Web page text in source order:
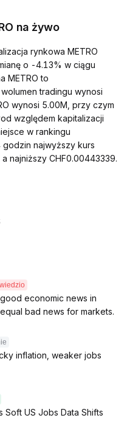
na żywo
rynkowa METRO
o -4.13% w ciągu
METRO to
tradingu wynosi
wynosi 5.00M, przy czym
względem kapitalizacji
w rankingu
najwyższy kurs
najniższy CHF0.00443339.
economic news in
bad news for markets.
inflation, weaker jobs
Soft US Jobs Data Shifts